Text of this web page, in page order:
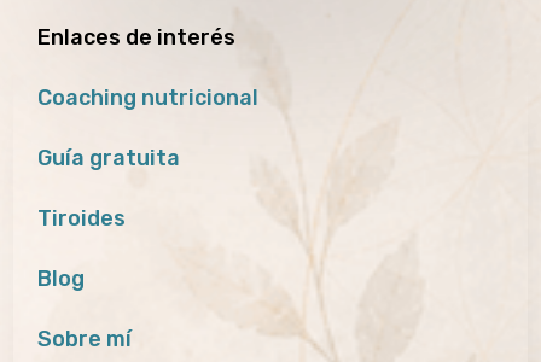
Enlaces de interés
Coaching nutricional
Guía gratuita
Tiroides
Blog
Sobre mí